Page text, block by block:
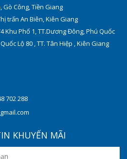
Gò Công, Tiền Giang
trấn An Biên, Kiên Giang
Khu Phố 1, TT.Dương Đông, Phú Quốc
Lộ 80 , TT. Tân Hiệp , Kiên Giang
702 288
KHUYẾN MÃI